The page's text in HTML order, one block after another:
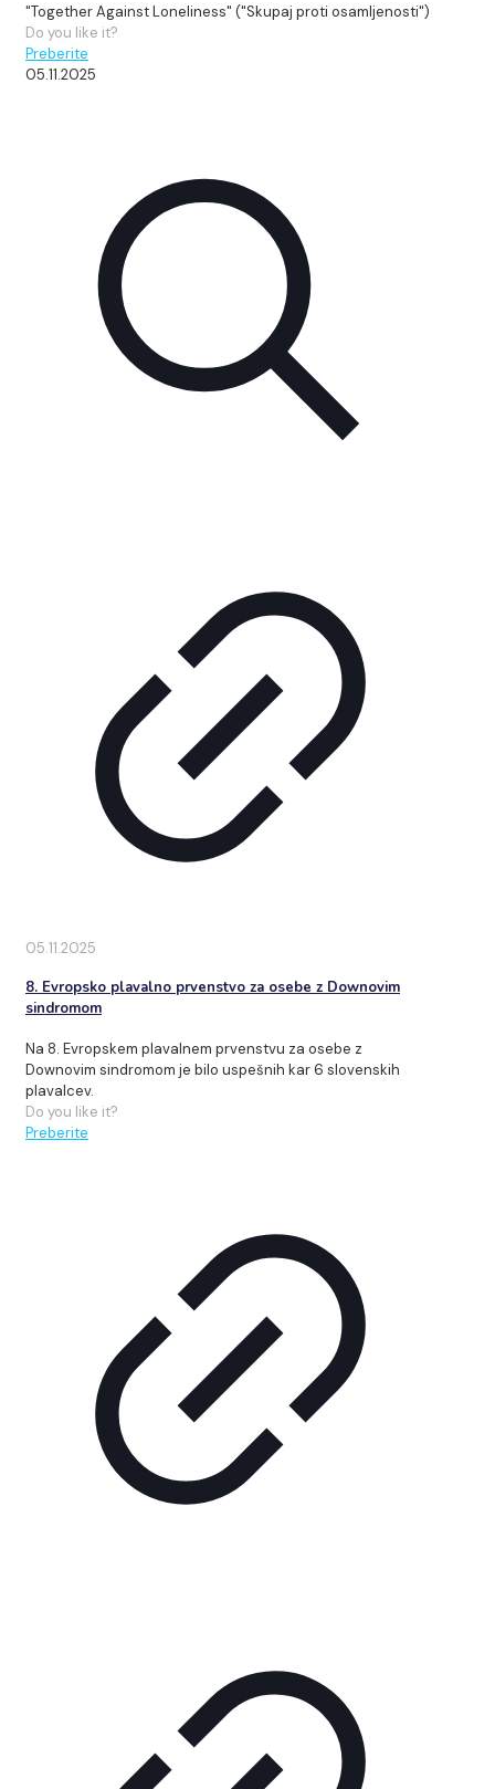
"Together Against Loneliness" ("Skupaj proti osamljenosti")
Do you like it?
Preberite
05.11.2025
05.11.2025
8. Evropsko plavalno prvenstvo za osebe z Downovim
sindromom
Na 8. Evropskem plavalnem prvenstvu za osebe z
Downovim sindromom je bilo uspešnih kar 6 slovenskih
plavalcev.
Do you like it?
Preberite